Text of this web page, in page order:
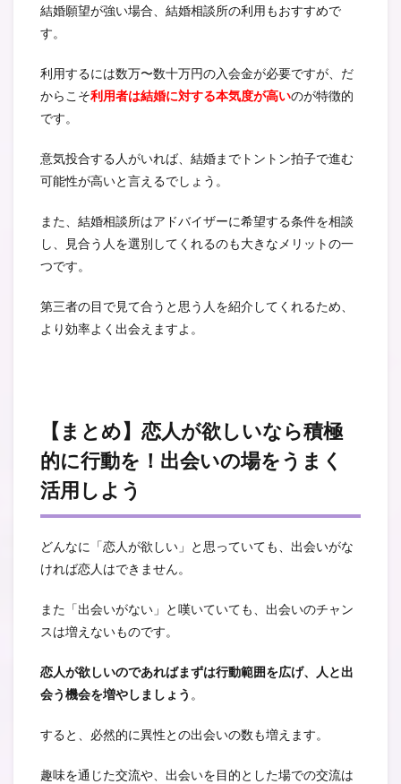
結婚願望が強い場合、結婚相談所の利用もおすすめで
す。
利用するには数万〜数十万円の入会金が必要ですが、だ
からこそ利用者は結婚に対する本気度が高いのが特徴的
です。
意気投合する人がいれば、結婚までトントン拍子で進む
可能性が高いと言えるでしょう。
また、結婚相談所はアドバイザーに希望する条件を相談
し、見合う人を選別してくれるのも大きなメリットの一
つです。
第三者の目で見て合うと思う人を紹介してくれるため、
より効率よく出会えますよ。
【まとめ】恋人が欲しいなら積極
的に行動を！出会いの場をうまく
活用しよう
どんなに「恋人が欲しい」と思っていても、出会いがな
ければ恋人はできません。
また「出会いがない」と嘆いていても、出会いのチャン
スは増えないものです。
恋人が欲しいのであればまずは行動範囲を広げ、人と出
会う機会を増やしましょう 。
すると、必然的に異性との出会いの数も増えます。
趣味を通じた交流や、出会いを目的とした場での交流は